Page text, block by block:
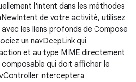
l'intent dans les méthodes
de votre activité, utilisez
les liens profonds de Compose
un navDeepLink qui
et au type MIME directement
qui doit afficher le
interceptera